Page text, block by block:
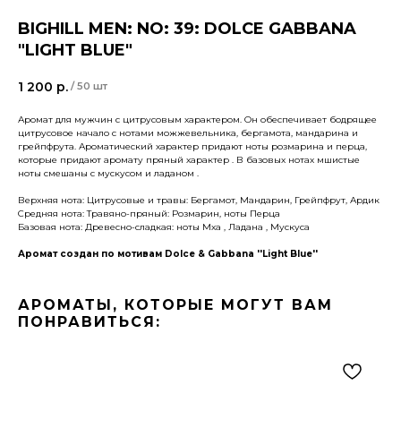
BIGHILL MEN: NO: 39: DOLCE GABBANA
"LIGHT BLUE"
1 200 р. / 50 шт
Аромат для мужчин с цитрусовым характером. Он обеспечивает бодрящее
цитрусовое начало с нотами можжевельника, бергамота, мандарина и
грейпфрута. Ароматический характер придают ноты розмарина и перца,
которые придают аромату пряный характер . В базовых нотах мшистые
ноты смешаны с мускусом и ладаном .
Верхняя нота: Цитрусовые и травы: Бергамот, Мандарин, Грейпфрут, Ардик
Средняя нота: Травяно-пряный: Розмарин, ноты Перца
Базовая нота: Древесно-сладкая: ноты Мха , Ладана , Мускуса
Аромат создан по мотивам Dolce & Gabbana ''Light Blue''
АРОМАТЫ, КОТОРЫЕ МОГУТ ВАМ
ПОНРАВИТЬСЯ: